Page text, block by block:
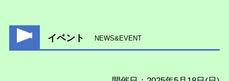
イベント NEWS&EVENT